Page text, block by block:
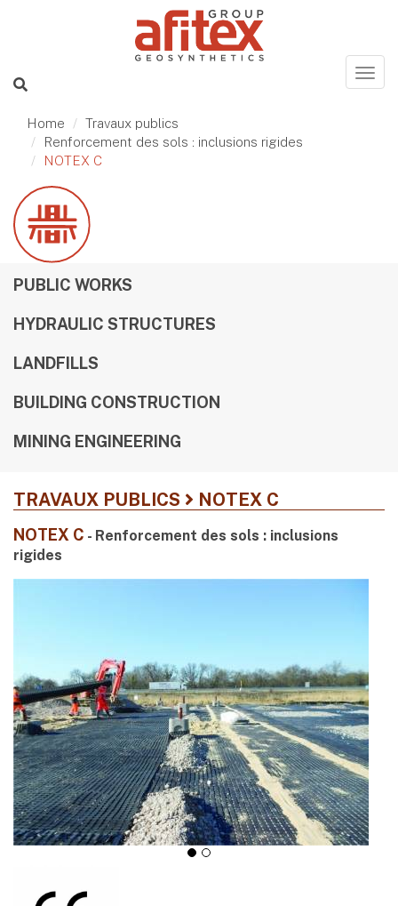
Home
Travaux publics
Renforcement des sols : inclusions rigides
NOTEX C
PUBLIC WORKS
HYDRAULIC STRUCTURES
LANDFILLS
BUILDING CONSTRUCTION
MINING ENGINEERING
TRAVAUX PUBLICS NOTEX C
NOTEX C - Renforcement des sols : inclusions
rigides